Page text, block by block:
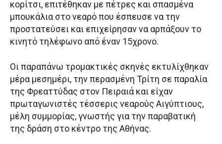
κορίτσι, επιτέθηκαν με πέτρες και σπασμένα
μπουκάλια στο νεαρό που έσπευσε να την
προστατεύσει και επιχείρησαν να αρπάξουν το
κινητό τηλέφωνο από έναν 15χρονο.
Οι παραπάνω τρομακτικές σκηνές εκτυλίχθηκαν
μέρα μεσημέρι, την περασμένη Τρίτη σε παραλία
της Φρεαττύδας στον Πειραιά και είχαν
πρωταγωνιστές τέσσερις νεαρούς Αιγύπτιους,
μέλη συμμορίας, γνωστής για την παραβατική
της δράση στο κέντρο της Αθήνας.